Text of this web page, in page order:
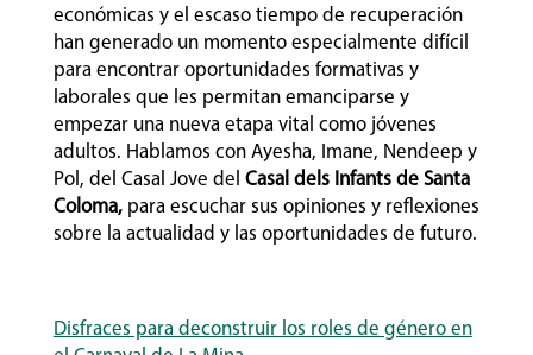
económicas y el escaso tiempo de recuperación
han generado un momento especialmente difícil
para encontrar oportunidades formativas y
laborales que les permitan emanciparse y
empezar una nueva etapa vital como jóvenes
adultos. Hablamos con Ayesha, Imane, Nendeep y
Pol, del Casal Jove del Casal dels Infants de Santa
Coloma, para escuchar sus opiniones y reflexiones
sobre la actualidad y las oportunidades de futuro.
Disfraces para deconstruir los roles de género en